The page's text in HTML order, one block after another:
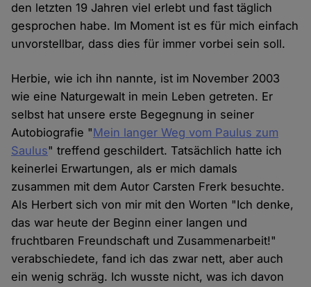
den letzten 19 Jahren viel erlebt und fast täglich
gesprochen habe. Im Moment ist es für mich einfach
unvorstellbar, dass dies für immer vorbei sein soll.
Herbie, wie ich ihn nannte, ist im November 2003
wie eine Naturgewalt in mein Leben getreten. Er
selbst hat unsere erste Begegnung in seiner
Autobiografie "Mein langer Weg vom Paulus zum
Saulus" treffend geschildert. Tatsächlich hatte ich
keinerlei Erwartungen, als er mich damals
zusammen mit dem Autor Carsten Frerk besuchte.
Als Herbert sich von mir mit den Worten "Ich denke,
das war heute der Beginn einer langen und
fruchtbaren Freundschaft und Zusammenarbeit!"
verabschiedete, fand ich das zwar nett, aber auch
ein wenig schräg. Ich wusste nicht, was ich davon